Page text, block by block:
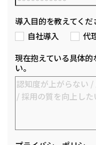
導入目的を教えてくだ
自社導入
代
現在抱えている具体
い。